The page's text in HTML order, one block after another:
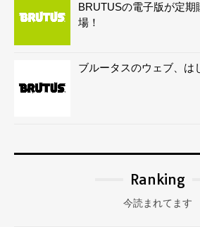
BRUTUSの電子版が定期
場！
ブルータスのウェブ、は
Ranking
今読まれてます